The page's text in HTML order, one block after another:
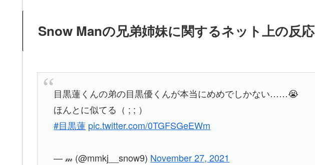
Snow Manの兄弟姉妹に関するネット上の反応
目黒蓮くんの弟の目黒優くんが本当にめめでしかない……😭
ほんとに似てる（ ; ; ）
#目黒蓮 pic.twitter.com/0TGFSGeEWm
— 𝓂 (@mmkj__snow9) November 27, 2021